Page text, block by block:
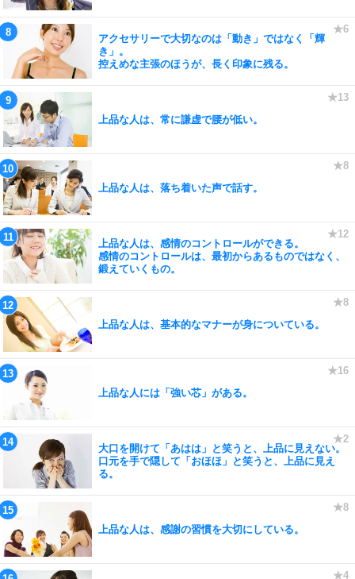
アクセサリーで大切なのは「動き」ではなく「輝
き」。
控えめな主張のほうが、長く印象に残る。
上品な人は、常に謙虚で腰が低い。
上品な人は、落ち着いた声で話す。
上品な人は、感情のコントロールができる。
感情のコントロールは、最初からあるものではなく、
鍛えていくもの。
上品な人は、基本的なマナーが身についている。
上品な人には「強い芯」がある。
大口を開けて「あはは」と笑うと、上品に見えない。
口元を手で隠して「おほほ」と笑うと、上品に見え
る。
上品な人は、感謝の習慣を大切にしている。